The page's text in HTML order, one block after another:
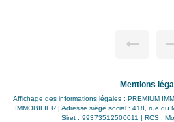
enfants avec salle
bénéficiant de sa
résolument apaisante. À
de réception et une
d'accueillir famille et
Mentions
Affichage des informations légales : PREMIUM
IMMOBILIER | Adresse siège social : 418, rue du
Siret : 99373512500011 | RCS :